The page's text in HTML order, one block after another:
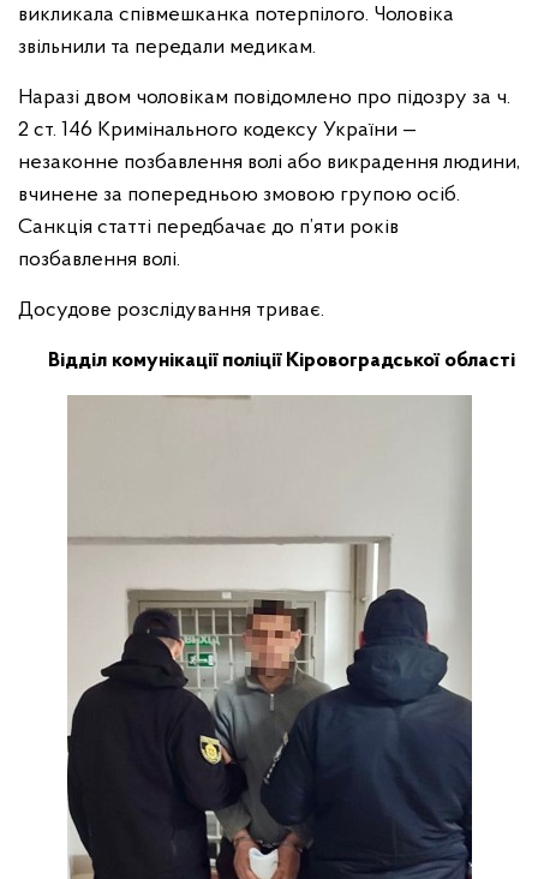
викликала співмешканка потерпілого. Чоловіка
звільнили та передали медикам.
Наразі двом чоловікам повідомлено про підозру за ч.
2 ст. 146 Кримінального кодексу України —
незаконне позбавлення волі або викрадення людини,
вчинене за попередньою змовою групою осіб.
Санкція статті передбачає до п’яти років
позбавлення волі.
Досудове розслідування триває.
Відділ комунікації поліції Кіровоградської області